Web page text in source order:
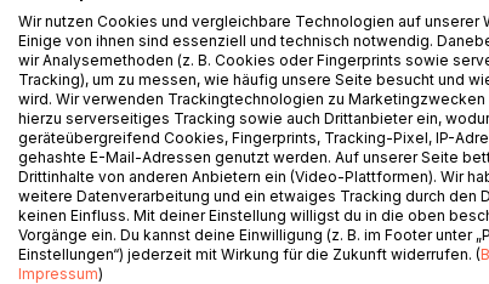
LR 290 Internationales Privatrechtgesetz
LR 212.10 Ehegesetz (EheG)
LR 173.510 Rechtsanwaltsgesetz (RAG)
LR 240 Gesetz über den unlauteren
LR 215.112.2 Produktehaftpflichtgesetz
LR 217.0 Allgemeines deutsches
Zielgruppen: Juristen, Behörden &
Wir nutzen Cookies und vergleichbare Technologien auf unserer
Einige von ihnen sind essenziell und technisch notwendig.
wir Analysemethoden (z. B. Cookies oder Fingerprints sowie
Tracking), um zu messen, wie häufig unsere Seite besucht und
wird. Wir verwenden Trackingtechnologien zu Marketingzwecken
hierzu serverseitiges Tracking sowie auch Drittanbieter ein,
geräteübergreifend Cookies, Fingerprints, Tracking-Pixel, IP-
gehashte E-Mail-Adressen genutzt werden. Auf unserer Seite
Drittinhalte von anderen Anbietern ein (Video-Plattformen). Wir
weitere Datenverarbeitung und ein etwaiges Tracking durch den
keinen Einfluss. Mit deiner Einstellung willigst du in die oben
Vorgänge ein. Du kannst deine Einwilligung (z. B. im Footer unter
Einstellungen“) jederzeit mit Wirkung für die Zukunft widerrufen. (
Impressum)